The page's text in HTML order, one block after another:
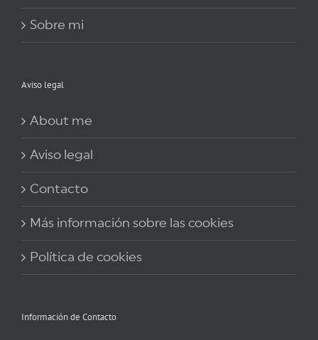
Sobre mi
Aviso legal
About me
Aviso legal
Contacto
Más información sobre las cookies
Política de cookies
Información de Contacto